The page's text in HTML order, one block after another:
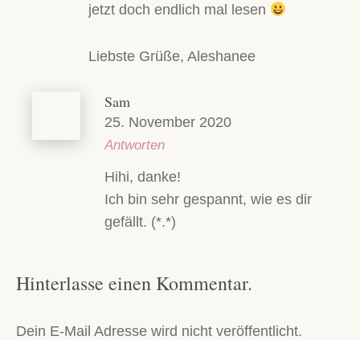
jetzt doch endlich mal lesen
Liebste Grüße, Aleshanee
Sam
25. November 2020
Antworten
Hihi, danke!
Ich bin sehr gespannt, wie es dir
gefällt. (*.*)
Hinterlasse einen Kommentar.
Dein E-Mail Adresse wird nicht veröffentlicht.